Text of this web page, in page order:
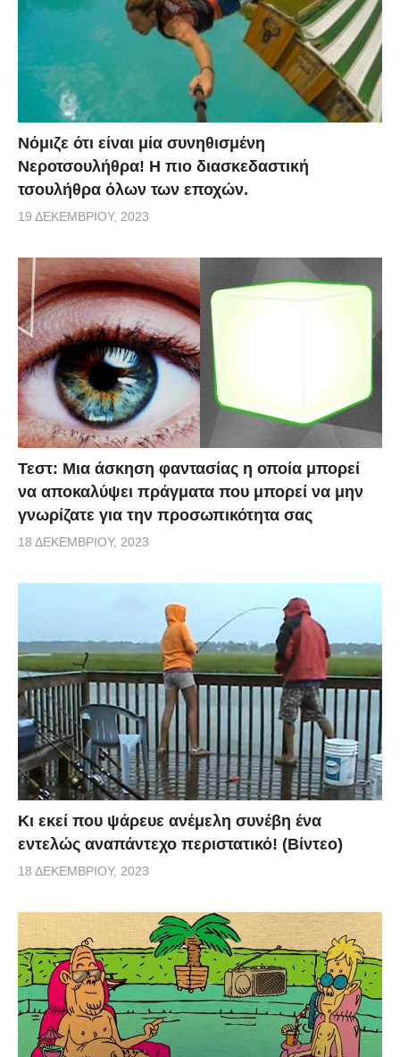
Νόμιζε ότι είναι μία συνηθισμένη
Νεροτσουλήθρα! Η πιο διασκεδαστική
τσουλήθρα όλων των εποχών.
19 ΔΕΚΕΜΒΡΊΟΥ, 2023
Τεστ: Μια άσκηση φαντασίας η οποία μπορεί
να αποκαλύψει πράγματα που μπορεί να μην
γνωρίζατε για την προσωπικότητα σας
18 ΔΕΚΕΜΒΡΊΟΥ, 2023
Κι εκεί που ψάρευε ανέμελη συνέβη ένα
εντελώς αναπάντεχο περιστατικό! (Βίντεο)
18 ΔΕΚΕΜΒΡΊΟΥ, 2023